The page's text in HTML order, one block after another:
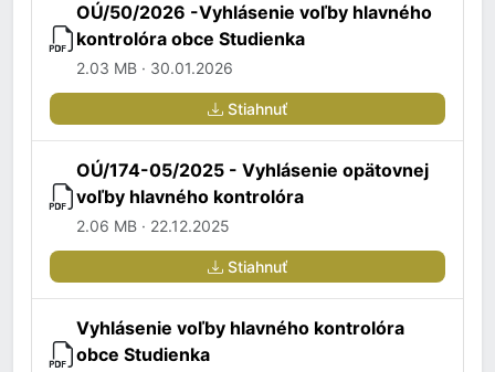
OÚ/50/2026 -Vyhlásenie voľby hlavného
kontrolóra obce Studienka
2.03 MB · 30.01.2026
Stiahnuť
OÚ/174-05/2025 - Vyhlásenie opätovnej
voľby hlavného kontrolóra
2.06 MB · 22.12.2025
Stiahnuť
Vyhlásenie voľby hlavného kontrolóra
obce Studienka